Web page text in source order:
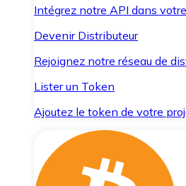
Intégrez notre API dans
Devenir Distributeur
Rejoignez notre réseau de
Lister un Token
Ajoutez le token de votre